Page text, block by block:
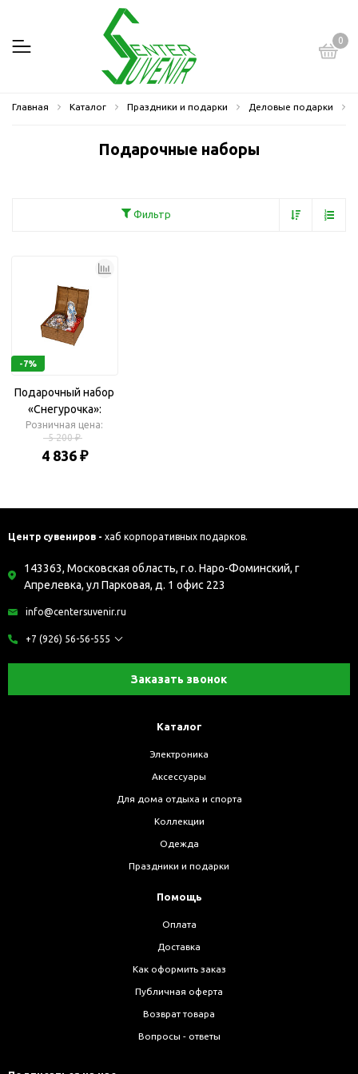
0
Главная Каталог Праздники и подарки Деловые подарки
Подарочные наборы
Фильтр
-7%
Подарочный набор
«Снегурочка»:
скульпутра, платок
Розничная цена:
5 200 ₽
4 836 ₽
Центр сувениров - хаб корпоративных подарков.
143363, Московская область, г.о. Наро-Фоминский, г
Апрелевка, ул Парковая, д. 1 офис 223
info@centersuvenir.ru
+7 (926) 56-56-555
Заказать звонок
Каталог
Электроника
Аксессуары
Для дома отдыха и спорта
Коллекции
Одежда
Праздники и подарки
Помощь
Оплата
Доставка
Как оформить заказ
Публичная оферта
Возврат товара
Вопросы - ответы